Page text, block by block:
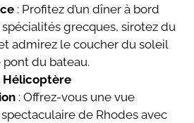
: Profitez d’un dîner à bord
grecques, sirotez du
admirez le coucher du soleil
du bateau.
Hélicoptère
: Offrez-vous une vue
de Rhodes avec